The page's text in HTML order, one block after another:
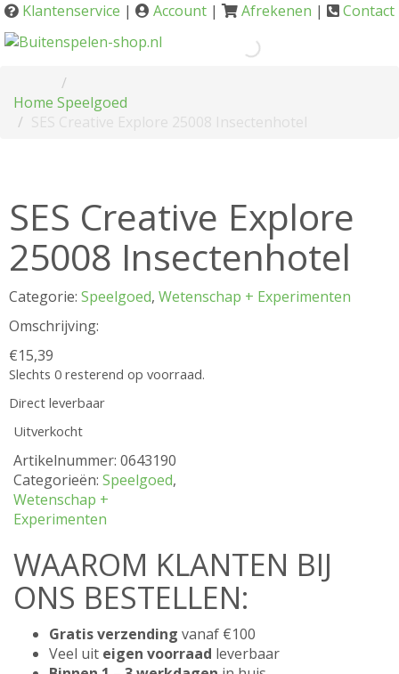
Klantenservice | Account | Afrekenen | Contact
Home Speelgoed
SES Creative Explore 25008 Insectenhotel
SES Creative Explore
25008 Insectenhotel
Categorie: Speelgoed, Wetenschap + Experimenten
Omschrijving:
€15,39
Slechts 0 resterend op voorraad.
Direct leverbaar
Uitverkocht
Artikelnummer: 0643190
Categorieën: Speelgoed,
Wetenschap +
Experimenten
WAAROM KLANTEN BIJ
ONS BESTELLEN:
Gratis verzending vanaf €100
Veel uit eigen voorraad leverbaar